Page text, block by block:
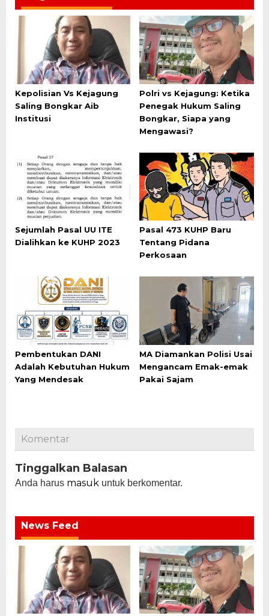
Kepolisian Vs Kejagung
Saling Bongkar Aib
Institusi
Polri vs Kejagung: Ketika
Penegak Hukum Saling
Bongkar, Siapa yang
Mengawasi?
Sejumlah Pasal UU ITE
Dialihkan ke KUHP 2023
Pasal 473 KUHP Baru
Tentang Pidana
Perkosaan
Pembentukan DANI
Adalah Kebutuhan Hukum
Yang Mendesak
MA Diamankan Polisi Usai
Mengancam Emak-emak
Pakai Sajam
Komentar
Tinggalkan Balasan
Anda harus masuk untuk berkomentar.
News Feed